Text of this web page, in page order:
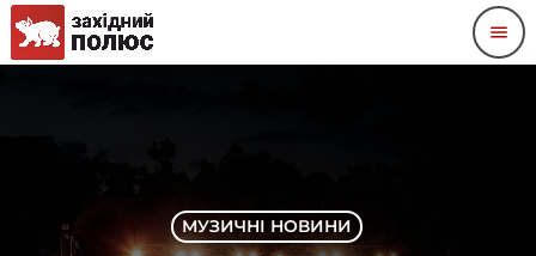
menu
МУЗИЧНІ НОВИНИ